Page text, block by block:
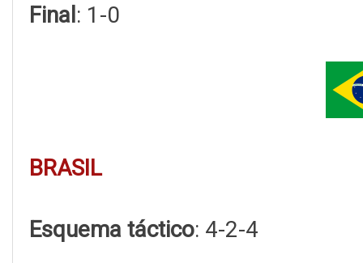
Final : 1-0
BRASIL
Esquema táctico: 4-2-4